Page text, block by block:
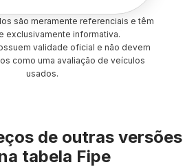
são meramente referenciais e têm
exclusivamente informativa.
validade oficial e não devem
como uma avaliação de veículos
usados.
de outras versões
tabela Fipe